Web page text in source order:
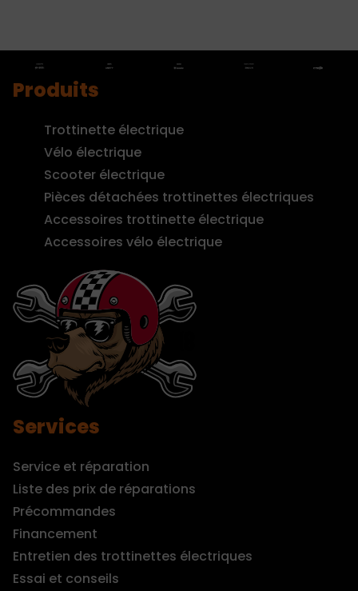
Produits
Trottinette électrique
Vélo électrique
Scooter électrique
Pièces détachées trottinettes électriques
Accessoires trottinette électrique
Accessoires vélo électrique
Services
Service et réparation
Liste des prix de réparations
Précommandes
Financement
Entretien des trottinettes électriques
Essai et conseils